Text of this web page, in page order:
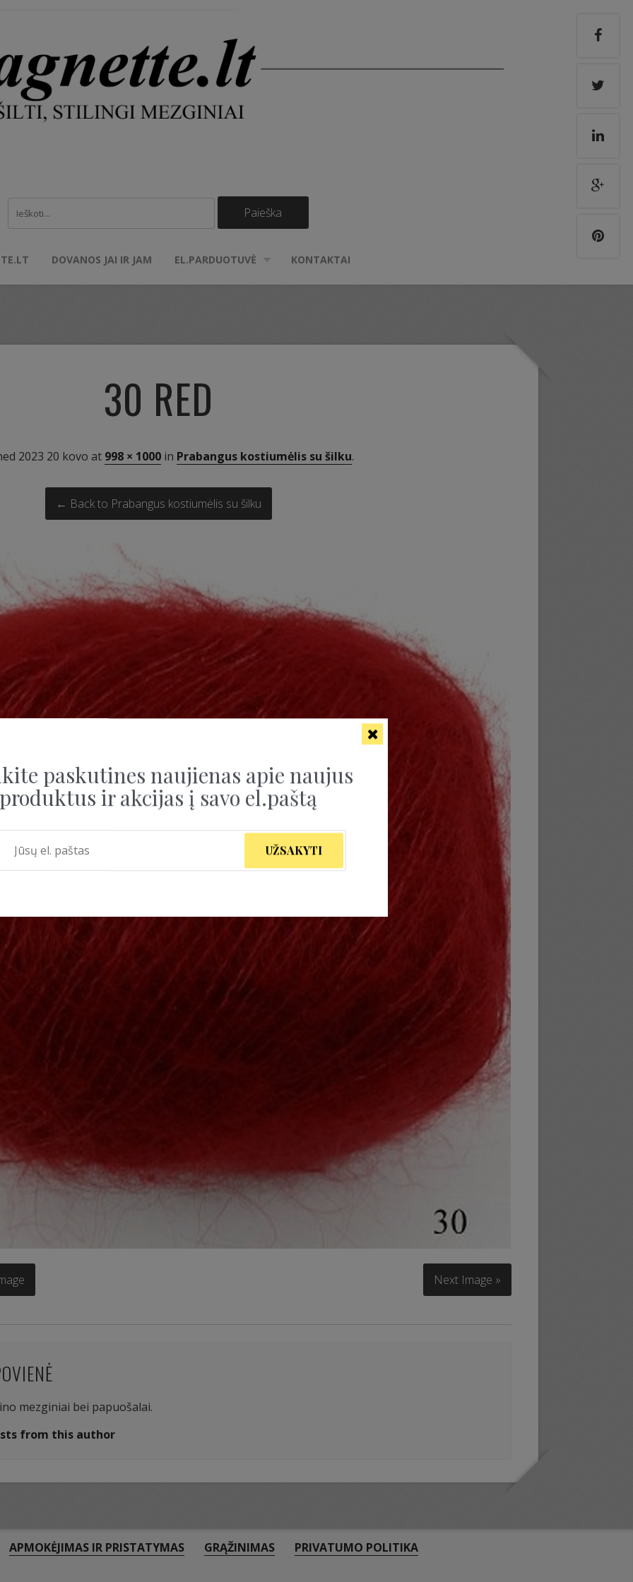
DOVANOS JAI IR JAM EL.PARDUOTUVĖ KONTAKTAI
30 RED
2023 20 kovo at 998 × 1000in Prabangus kostiumėlis su šilku.
← Back to Prabangus kostiumėlis su šilku
Next Image »
mezginiai bei papuošalai.
from this author
APMOKĖJIMAS IR PRISTATYMAS GRĄŽINIMAS PRIVATUMO POLITIKA
paskutines naujienas apie naujus
produktus ir akcijas į savo el.paštą
UŽSAKYTI